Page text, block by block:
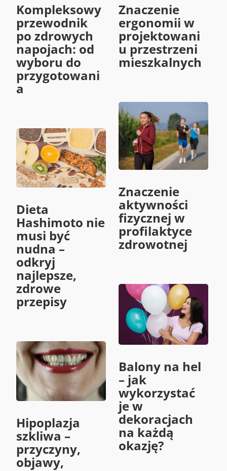
Kompleksowy
przewodnik
po zdrowych
napojach: od
wyboru do
przygotowani
a
Dieta
Hashimoto nie
musi być
nudna –
odkryj
najlepsze,
zdrowe
przepisy
Hipoplazja
szkliwa –
przyczyny,
objawy,
Znaczenie
ergonomii w
projektowani
u przestrzeni
mieszkalnych
Znaczenie
aktywności
fizycznej w
profilaktyce
zdrowotnej
Balony na hel
– jak
wykorzystać
je w
dekoracjach
na każdą
okazję?